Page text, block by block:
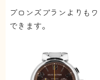
ブロンズプランよりも
できます。